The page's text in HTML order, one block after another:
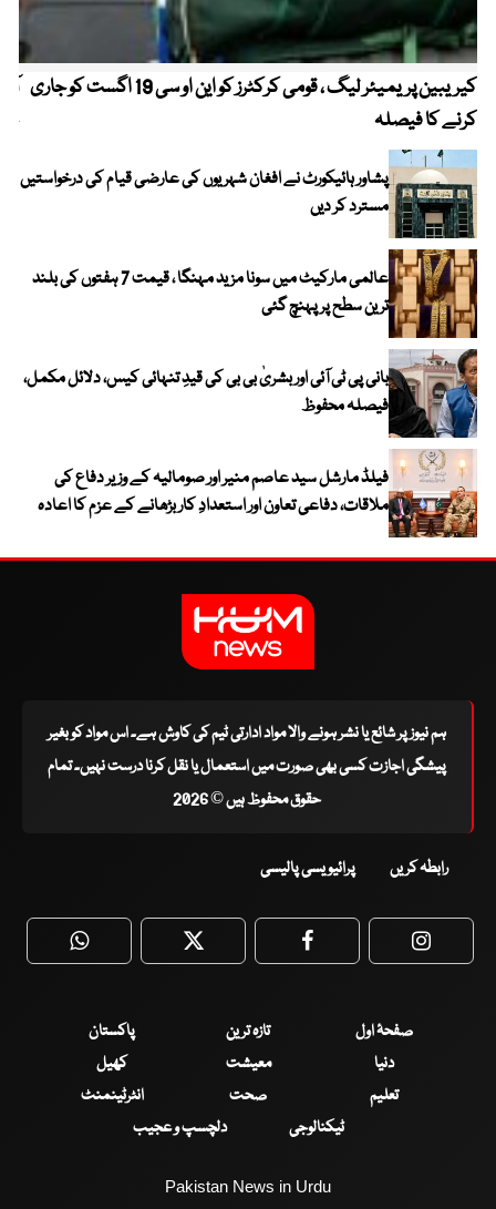
کیریبین پریمیئر لیگ ، قومی کرکٹرز کو این او سی 19 اگست کو جاری
کرنے کا فیصلہ
پشاور ہائیکورٹ نے افغان شہریوں کی عارضی قیام کی درخواستیں
مسترد کر دیں
عالمی مارکیٹ میں سونا مزید مہنگا ، قیمت 7 ہفتوں کی بلند
ترین سطح پر پہنچ گئی
بانی پی ٹی آئی اور بشریٰ بی بی کی قیدِ تنہائی کیس، دلائل مکمل،
فیصلہ محفوظ
فیلڈ مارشل سید عاصم منیر اور صومالیہ کے وزیر دفاع کی
ملاقات، دفاعی تعاون اور استعدادِ کار بڑھانے کے عزم کا اعادہ
ہم نیوز پر شائع یا نشر ہونے والا مواد ادارتی ٹیم کی کاوش ہے۔ اس مواد کو بغیر
پیشگی اجازت کسی بھی صورت میں استعمال یا نقل کرنا درست نہیں۔ تمام
حقوق محفوظ ہیں © 2026
رابطہ کریں پرائیویسی پالیسی
WhatsApp Twitter Facebook
صفحۂ اول تازہ ترین
پاکستان
دنیا
معیشت
کھیل
تعلیم
صحت
انٹرٹینمنٹ
ٹیکنالوجی
دلچسپ و عجیب
Pakistan News in Urdu